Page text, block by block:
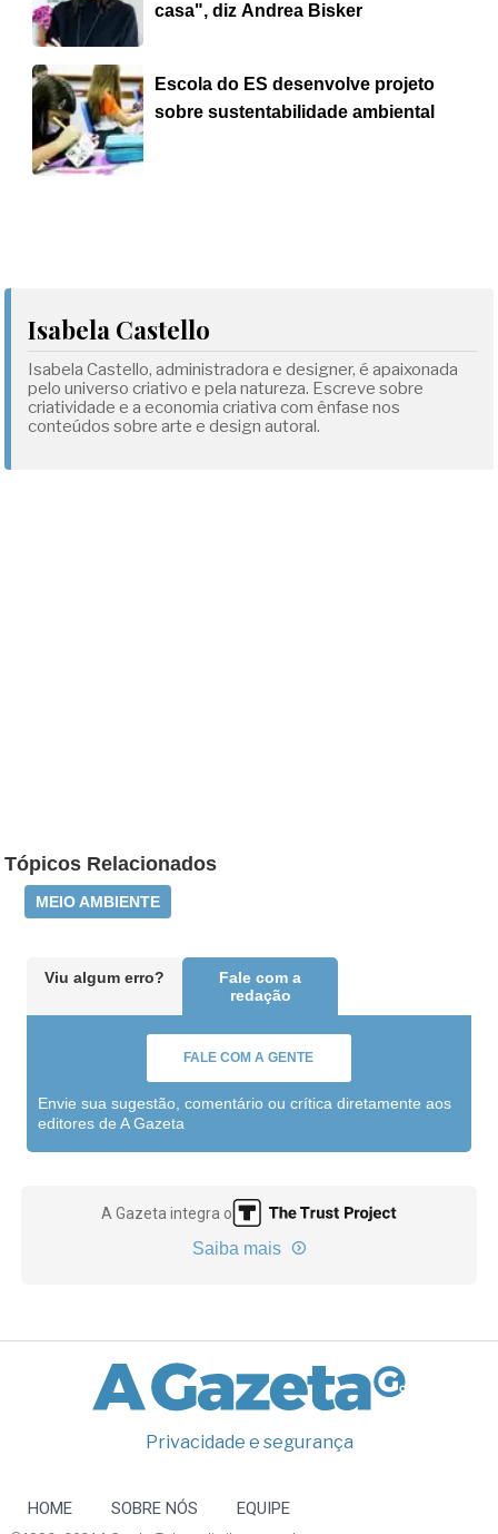
casa", diz Andrea Bisker
Escola do ES desenvolve projeto
sobre sustentabilidade ambiental
Isabela Castello
Isabela Castello, administradora e designer, é apaixonada
pelo universo criativo e pela natureza. Escreve sobre
criatividade e a economia criativa com ênfase nos
conteúdos sobre arte e design autoral.
Tópicos Relacionados
MEIO AMBIENTE
Viu algum erro?
Fale com a
redação
FALE COM A GENTE
Envie sua sugestão, comentário ou crítica diretamente aos
editores de A Gazeta
A Gazeta integra o
Saiba mais
Privacidade e segurança
HOME SOBRE NÓS EQUIPE